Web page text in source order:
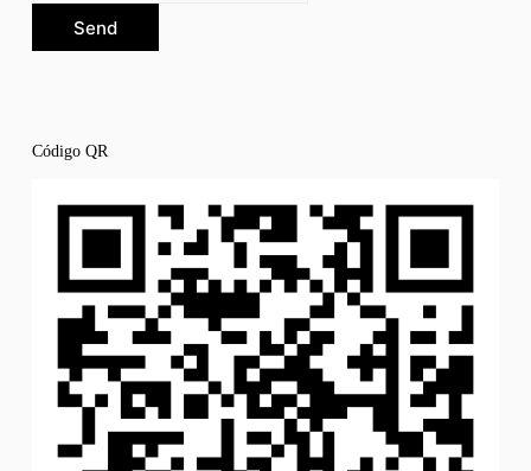
Send
Código QR